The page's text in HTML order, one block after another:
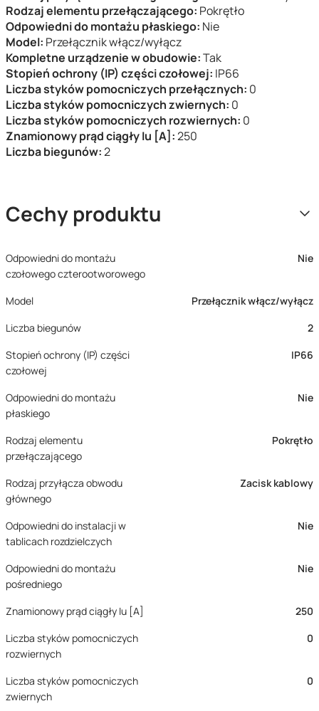
Rodzaj elementu przełączającego: Pokrętło
Odpowiedni do montażu płaskiego: Nie
Model: Przełącznik włącz/wyłącz
Kompletne urządzenie w obudowie:Tak
Stopień ochrony (IP) części czołowej: IP66
Liczba styków pomocniczych przełącznych: 0
Liczba styków pomocniczych zwiernych: 0
Liczba styków pomocniczych rozwiernych: 0
Znamionowy prąd ciągły Iu [A]:250
Liczba biegunów:2
Cechy produktu
Odpowiedni do montażu
czołowego czterootworowego
Nie
Model
Przełącznik włącz/wyłącz
Liczba biegunów
2
Stopień ochrony (IP) części
czołowej
IP66
Odpowiedni do montażu
płaskiego
Nie
Rodzaj elementu
przełączającego
Pokrętło
Rodzaj przyłącza obwodu
głównego
Zacisk kablowy
Odpowiedni do instalacji w
tablicach rozdzielczych
Nie
Odpowiedni do montażu
pośredniego
Nie
Znamionowy prąd ciągły Iu [A]
250
Liczba styków pomocniczych
rozwiernych
0
Liczba styków pomocniczych
zwiernych
0